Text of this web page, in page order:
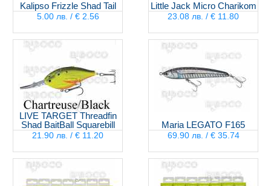
Kalipso Frizzle Shad Tail
5.00 лв. / € 2.56
Little Jack Micro Charikom
23.08 лв. / € 11.80
LIVE TARGET Threadfin
Shad BaitBall Squarebill
21.90 лв. / € 11.20
Maria LEGATO F165
69.90 лв. / € 35.74